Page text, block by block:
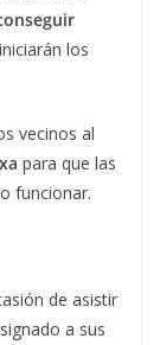
los
vecinos al
para que las
funcionar.
de asistir
a sus